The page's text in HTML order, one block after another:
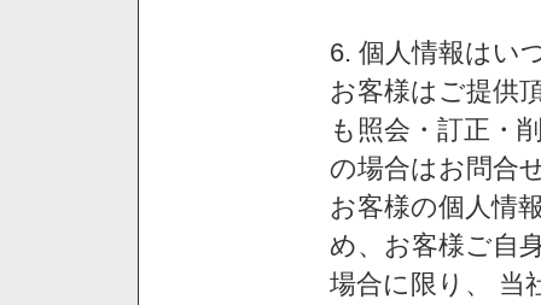
6. 個人情報はい
お客様はご提供
も照会・訂正・
の場合はお問合
お客様の個人情
め、お客様ご自
場合に限り、 当